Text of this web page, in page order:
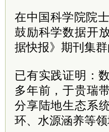
在中国科学院院
鼓励科学数据开
据快报》期刊集
已有实践证明：
多年前，于贵瑞
分享陆地生态系
环、水源涵养等